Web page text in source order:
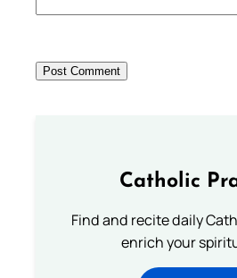
Catholic
Find and recite daily
enrich your